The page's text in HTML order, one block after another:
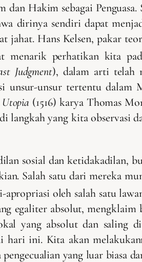
dan Hakim sebagai
dirinya sendiri dapat
jahat. Hans Kelsen, pakar
menarik perhatikan kita
Judgment), dalam arti telah
unsur tertentu dalam
Utopia (1516) karya Thomas
langkah yang kita observasi
sosial dan ketidakadilan,
Salah satu dari mereka
oleh salah satu
egaliter absolut, mengklaim
yang absolut dan saling
ini. Kita akan
yang luar biasa